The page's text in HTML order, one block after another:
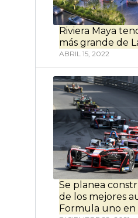
Riviera Maya
más grande de
ABRIL 15, 2022
Se planea
de los mejores
Formula uno en